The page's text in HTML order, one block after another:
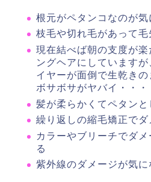
根元がペタンコなのが気
枝毛や切れ毛があって
現在結べば朝の支度が
ングヘアにしています
イヤーが面倒で生乾き
ボサボサがヤバイ・・・
髪が柔らかくてペタンと
繰り返しの縮毛矯正で
カラーやブリーチでダ
る
紫外線のダメージが気に